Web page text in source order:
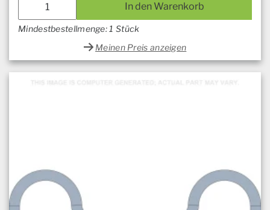
In den Warenkorb
Mindestbestellmenge: 1 Stück
Meinen Preis anzeigen